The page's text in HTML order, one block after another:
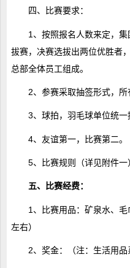
四、比赛要求：
1、按照报名人数来定，
拔赛，决赛选拔出两位优胜者
总部全体员工组成。
2、参赛采取抽签形式，所
3、球拍，羽毛球单位统一
4、友谊第一，比赛第二。
5、比赛规则（详见附件一
五、比赛经费：
1、比赛用品：矿泉水、
左右）
2、奖金：（注：生活用品